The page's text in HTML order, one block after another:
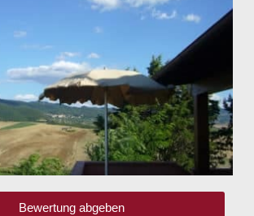
Bewertung abgeben